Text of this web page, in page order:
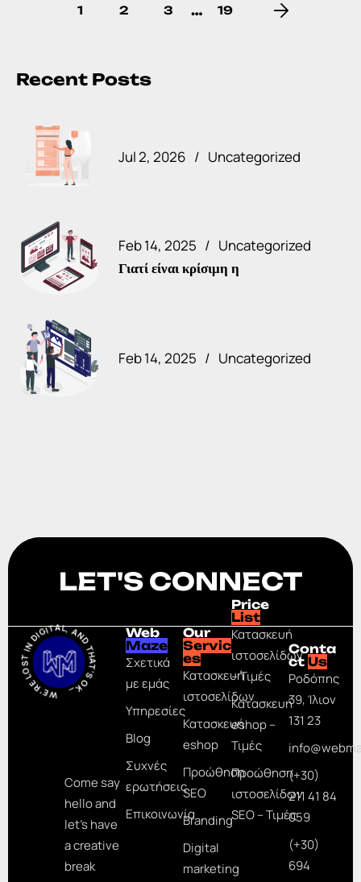
1 2 3 … 19
Recent Posts
Jul 2, 2026 Uncategorized
Feb 14, 2025 Uncategorized
Γιατί είναι κρίσιμη η
Feb 14, 2025 Uncategorized
LET'S CONNECT
WE’RE LOST IN DIGITAL, AND THAT’S OK_
Come say
hello and
let’s have
a creative
break
Web
Maze
Σχετικά
με εμάς
Υπηρεσίες
Blog
Συχνές
ερωτήσεις
Επικοινωνία
Our
Servic
es
Κατασκευή
ιστοσελίδων
Κατασκευή
eshop
Προώθηση
SEO
Branding
Digital
marketing
Price
List
Κατασκευή
ιστοσελίδων
– Τιμές
Κατασκευή
eshop –
Τιμές
Προώθηση
ιστοσελίδων
SEO – Τιμές
Conta
ct Us
Ροδόπης
39, Ίλιον
131 23
(+30)
211 41 84
059
(+30)
694